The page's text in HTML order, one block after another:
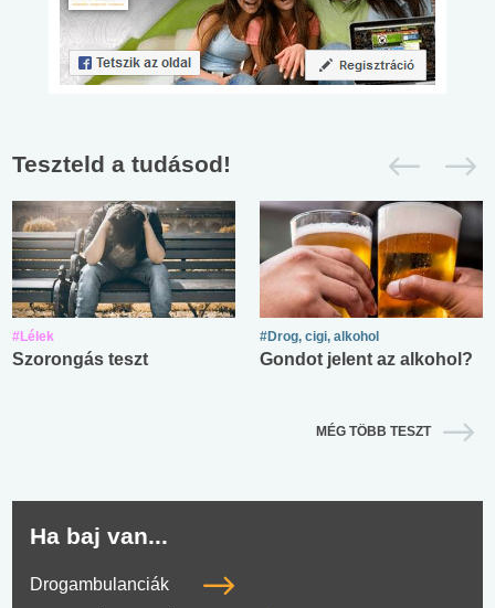
Teszteld a tudásod!
#Lélek
Szorongás teszt
#Drog, cigi, alkohol
Gondot jelent az alkohol?
MÉG TÖBB TESZT
Ha baj van...
Drogambulanciák